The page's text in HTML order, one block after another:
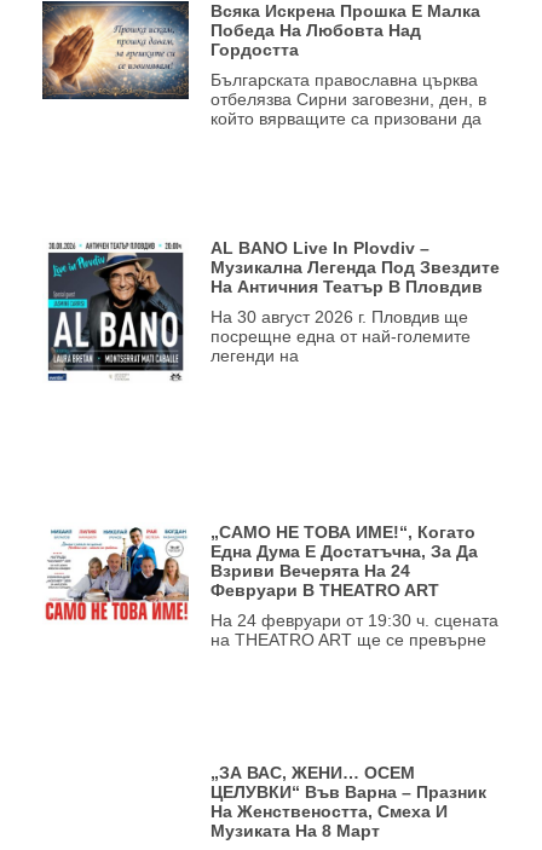
Всяка Искрена Прошка Е Малка
Победа На Любовта Над
Гордостта
Българската православна църква
отбелязва Сирни заговезни, ден, в
който вярващите са призовани да
AL BANO Live In Plovdiv –
Музикална Легенда Под Звездите
На Античния Театър В Пловдив
На 30 август 2026 г. Пловдив ще
посрещне една от най-големите
легенди на
„САМО НЕ ТОВА ИМЕ!“, Когато
Една Дума Е Достатъчна, За Да
Взриви Вечерята На 24
Февруари В THEATRO ART
На 24 февруари от 19:30 ч. сцената
на THEATRO ART ще се превърне
„ЗА ВАС, ЖЕНИ… ОСЕМ
ЦЕЛУВКИ“ Във Варна – Празник
На Женствеността, Смеха И
Музиката На 8 Март